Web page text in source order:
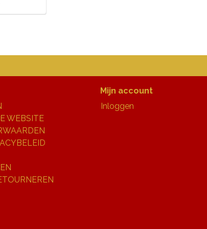
WEBSITE
Mijn account
Inloggen